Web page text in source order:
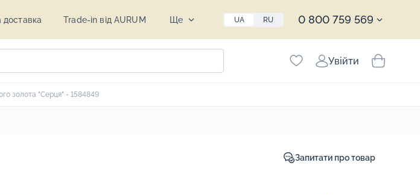
доставка Trade-in від AURUM Ще UA RU 0 800 759 569
Увійти
золота "Серця" - 1584849
Запитати про товар